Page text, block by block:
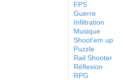
FPS
Guerre
Infiltration
Musique
Shoot'em up
Puzzle
Rail Shooter
Réflexion
RPG